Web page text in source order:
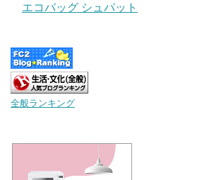
エコバッグ シュパット
全般ランキング